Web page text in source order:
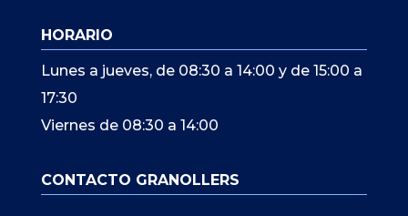
HORARIO
Lunes a jueves, de 08:30 a 14:00 y de 15:00 a
17:30
Viernes de 08:30 a 14:00
CONTACTO GRANOLLERS